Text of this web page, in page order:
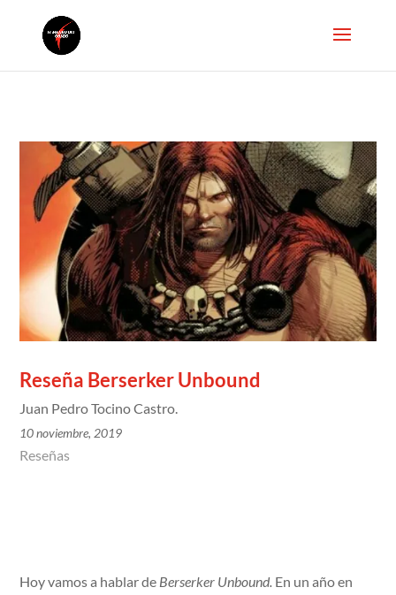
Reseña Berserker Unbound
Juan Pedro Tocino Castro.
10 noviembre, 2019
Reseñas
Hoy vamos a hablar de Berserker Unbound. En un año en